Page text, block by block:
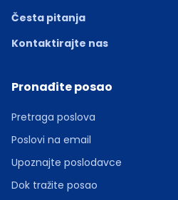
Česta pitanja
Kontaktirajte nas
Pronađite posao
Pretraga poslova
Poslovi na email
Upoznajte poslodavce
Dok tražite posao